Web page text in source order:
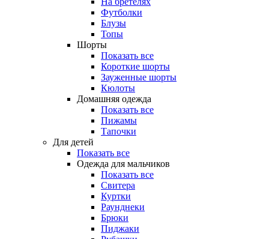
Футболки
Блузы
Топы
Шорты
Показать все
Короткие шорты
Зауженные шорты
Кюлоты
Домашняя одежда
Показать все
Пижамы
Тапочки
Для детей
Показать все
Одежда для мальчиков
Показать все
Свитера
Куртки
Раунднеки
Брюки
Пиджаки